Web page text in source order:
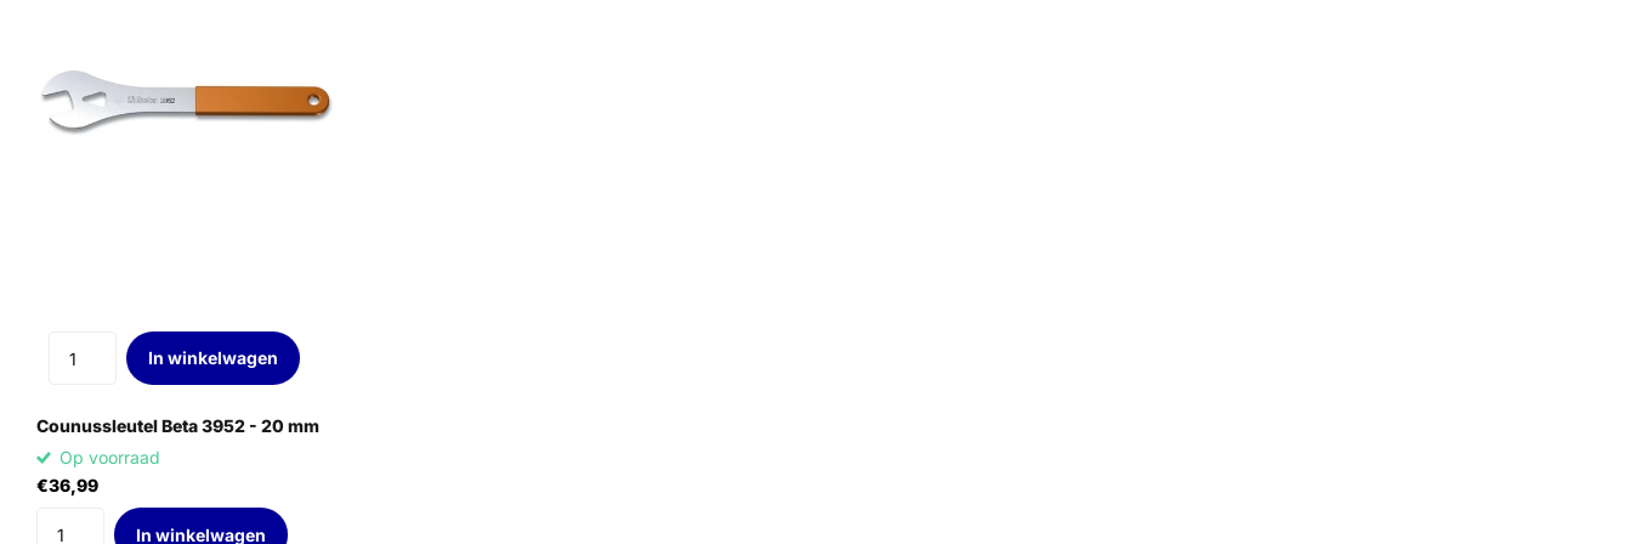
In winkelwagen
Counussleutel Beta 3952 - 20 mm
Op voorraad
€36,99
In winkelwagen